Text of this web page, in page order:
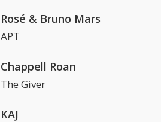
Rosé & Bruno Mars
APT
Chappell Roan
The Giver
KAJ